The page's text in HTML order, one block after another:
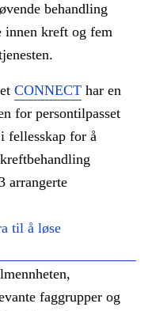
behandling
innen kreft og fem
CONNECT har en
for persontilpasset
fellesskap for å
arrangerte
til å løse
faggrupper og